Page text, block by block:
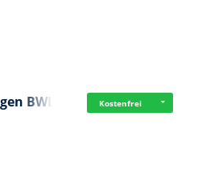
BWL Kostenfrei